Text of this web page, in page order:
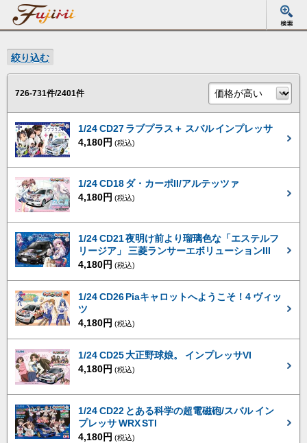
絞り込む
726-731件/2401件
1/24 CD27 ラブプラス＋ スバル インプレッサ
4,180円 (税込)
1/24 CD18 ダ・カーポII/アルテッツァ
4,180円 (税込)
1/24 CD21 夜明け前より瑠璃色な「エステルフ
リージア」 三菱ランサーエボリューションIII
4,180円 (税込)
1/24 CD26 Piaキャロットへようこそ！4 ヴィッ
ツ
4,180円 (税込)
1/24 CD25 大正野球娘。 インプレッサVI
4,180円 (税込)
1/24 CD22 とある科学の超電磁砲/スバル イン
プレッサ WRX STI
4,180円 (税込)